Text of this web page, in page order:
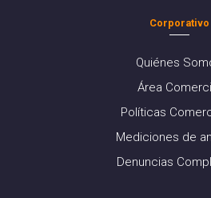
Corporativo
Quiénes
Área
Políticas
Mediciones de
Denuncias